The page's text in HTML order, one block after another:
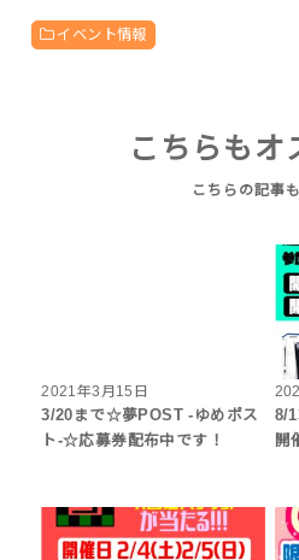
イベント情報
こちらもオ
2021年3月15日
3/20まで☆夢POST -ゆめポス
ト-☆応募券配布中です！
8/
開